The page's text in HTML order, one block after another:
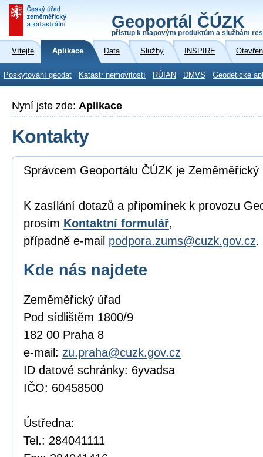
Geoportál ČÚZK
přístup k mapovým produktům a službám
Vítejte Aplikace Data Služby INSPIRE
Poskytování geodat Katastr nemovitostí RÚIAN DMVS Geodetické
Nyní jste zde: Aplikace
Kontakty
Správcem Geoportálu ČÚZK je Zeměměřický
K zasílání dotazů a připomínek k provozu
prosím Kontaktní formulář,
případně e-mail podpora.zums@cuzk.gov.cz.
Kde nás najdete
Zeměměřický úřad
Pod sídlištěm 1800/9
182 00 Praha 8
e-mail: zu.praha@cuzk.gov.cz
ID datové schránky: 6yvadsa
IČO: 60458500
Ústředna:
Tel.: 284041111